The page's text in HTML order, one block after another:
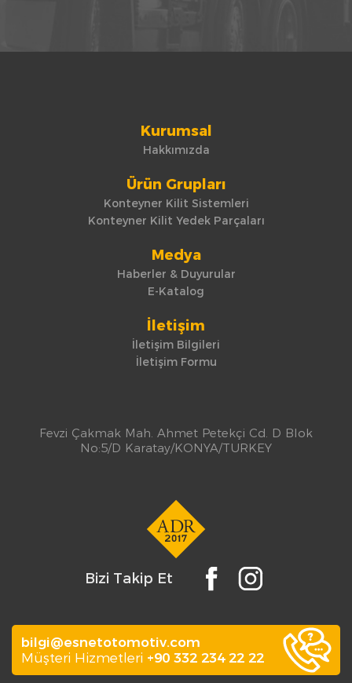
Kurumsal
Hakkımızda
Ürün Grupları
Konteyner Kilit Sistemleri
Konteyner Kilit Yedek Parçaları
Medya
Haberler & Duyurular
E-Katalog
İletişim
İletişim Bilgileri
İletişim Formu
Fevzi Çakmak Mah. Ahmet Petekçi Cd. D Blok
No:5/D Karatay/KONYA/TURKEY
Bizi Takip Et
bilgi@esnetotomotiv.com
Müşteri Hizmetleri +90 332 234 22 22